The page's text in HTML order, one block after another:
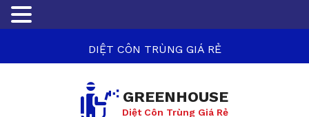
DIỆT CÔN TRÙNG GIÁ RẺ
GREENHOUSE
Diệt Côn Trùng Giá Rẻ